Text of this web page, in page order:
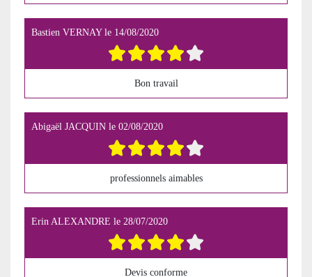
Bastien VERNAYle 14/08/2020
Bon travail
Abigaël JACQUIN le 02/08/2020
professionnels aimables
Erin ALEXANDRE le 28/07/2020
Devis conforme